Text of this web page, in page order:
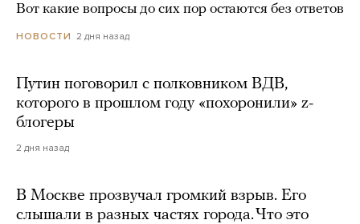
Вот какие вопросы до сих пор остаются без ответов
НОВОСТИ 2 дня назад
Путин поговорил с полковником ВДВ,
которого в прошлом году «похоронили» z-
блогеры
2 дня назад
В Москве прозвучал громкий взрыв. Его
слышали в разных частях города. Что это